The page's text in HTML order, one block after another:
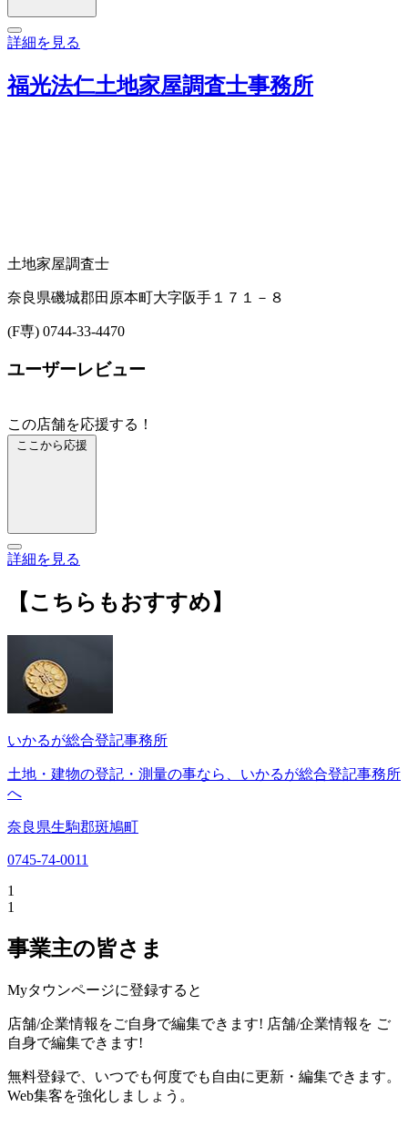
詳細を見る
福光法仁土地家屋調査士事務所
土地家屋調査士
奈良県磯城郡田原本町大字阪手１７１－８
(F専) 0744-33-4470
ユーザーレビュー
この店舗を応援する！
ここから応援
詳細を見る
【こちらもおすすめ】
いかるが総合登記事務所
土地・建物の登記・測量の事なら、いかるが総合登記事務所
へ
奈良県生駒郡斑鳩町
0745-74-0011
1
1
事業主の皆さま
Myタウンページに登録すると
店舗/企業情報をご自身で編集できます! 店舗/企業情報を ご
自身で編集できます!
無料登録で、いつでも何度でも自由に更新・編集できます。
Web集客を強化しましょう。